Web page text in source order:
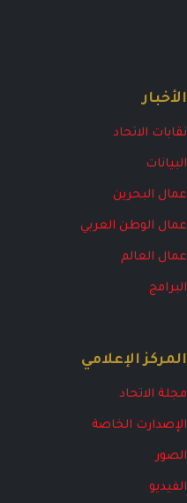
الأخبار
نقابات الاتحاد
البيانات
عمال البحرين
عمال الوطن العربي
عمال العالم
البرامج
المركز الإعلامي
مجلة الاتحاد
الإصدارت الخاصة
الصور
الفيديو